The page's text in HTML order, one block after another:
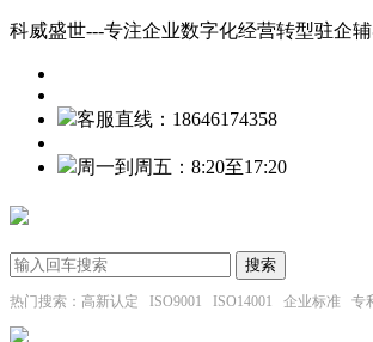
科威盛世---专注企业数字化经营转型驻企辅
客服直线：18646174358
周一到周五：8:20至17:20
热门搜索：高新认定 ISO9001 ISO14001 企业标准 专